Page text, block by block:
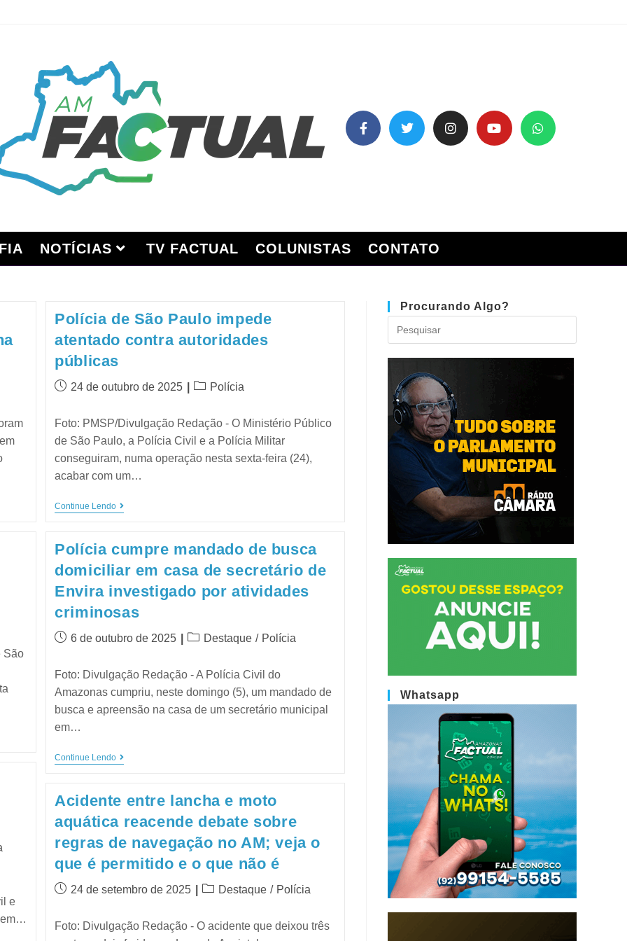
NOTÍCIAS TV FACTUAL COLUNISTAS CONTATO
Polícia de São Paulo impede
atentado contra autoridades
públicas
24 de outubro de 2025 Polícia
Foto: PMSP/Divulgação Redação - O Ministério Público
de São Paulo, a Polícia Civil e a Polícia Militar
conseguiram, numa operação nesta sexta-feira (24),
acabar com um…
Continue Lendo
São
Polícia cumpre mandado de busca
domiciliar em casa de secretário de
Envira investigado por atividades
criminosas
6 de outubro de 2025 Destaque / Polícia
Foto: Divulgação Redação - A Polícia Civil do
Amazonas cumpriu, neste domingo (5), um mandado de
busca e apreensão na casa de um secretário municipal
em…
Continue Lendo
e
Acidente entre lancha e moto
aquática reacende debate sobre
regras de navegação no AM; veja o
que é permitido e o que não é
24 de setembro de 2025 Destaque / Polícia
Foto: Divulgação Redação - O acidente que deixou três
Procurando Algo?
Whatsapp